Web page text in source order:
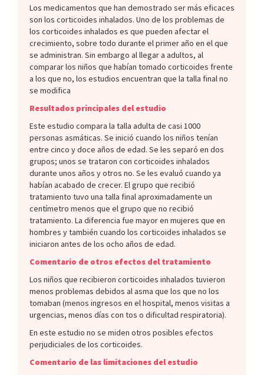
Los medicamentos que han demostrado ser más eficaces
son los corticoides inhalados. Uno de los problemas de
los corticoides inhalados es que pueden afectar el
crecimiento, sobre todo durante el primer año en el que
se administran. Sin embargo al llegar a adultos, al
comparar los niños que habían tomado corticoides frente
a los que no, los estudios encuentran que la talla final no
se modifica
Resultados principales del estudio
Este estudio compara la talla adulta de casi 1000
personas asmáticas. Se inició cuando los niños tenían
entre cinco y doce años de edad. Se les separó en dos
grupos; unos se trataron con corticoides inhalados
durante unos años y otros no. Se les evaluó cuando ya
habían acabado de crecer. El grupo que recibió
tratamiento tuvo una talla final aproximadamente un
centímetro menos que el grupo que no recibió
tratamiento. La diferencia fue mayor en mujeres que en
hombres y también cuando los corticoides inhalados se
iniciaron antes de los ocho años de edad.
Comentario de otros efectos del tratamiento
Los niños que recibieron corticoides inhalados tuvieron
menos problemas debidos al asma que los que no los
tomaban (menos ingresos en el hospital, menos visitas a
urgencias, menos días con tos o dificultad respiratoria).
En este estudio no se miden otros posibles efectos
perjudiciales de los corticoides.
Comentario de las limitaciones del estudio